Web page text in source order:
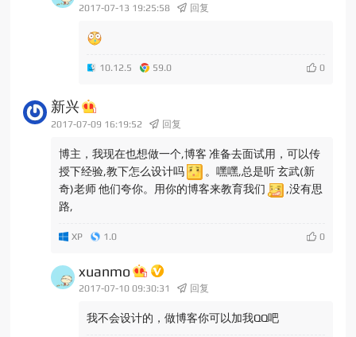
2017-07-13 19:25:58 回复
10.12.5 59.0 0
新兴
2017-07-09 16:19:52 回复
博主，我现在也想做一个,博客 准备去面试用，可以传
授下经验,教下怎么设计吗
。嘿嘿,总是听 玄武(新
奇)老师 他们夸你。用你的博客来教育我们
,没有思
路,
XP 1.0 0
xuanmo
2017-07-10 09:30:31 回复
我不会设计的，做博客你可以加我QQ吧